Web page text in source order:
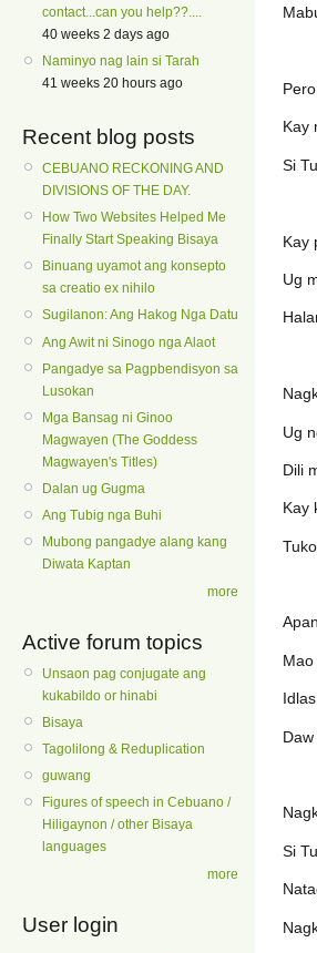
contact...can you help??....
40 weeks 2 days ago
Naminyo nag lain si Tarah
41 weeks 20 hours ago
Recent blog posts
CEBUANO RECKONING AND
DIVISIONS OF THE DAY.
How Two Websites Helped Me
Finally Start Speaking Bisaya
Binuang uyamot ang konsepto
sa creatio ex nihilo
Sugilanon: Ang Hakog Nga Datu
Ang Awit ni Sinogo nga Alaot
Pangadye sa Pagpbendisyon sa
Lusokan
Mga Bansag ni Ginoo
Magwayen (The Goddess
Magwayen's Titles)
Dalan ug Gugma
Ang Tubig nga Buhi
Mubong pangadye alang kang
Diwata Kaptan
more
Active forum topics
Unsaon pag conjugate ang
kukabildo or hinabi
Bisaya
Tagolilong & Reduplication
guwang
Figures of speech in Cebuano /
Hiligaynon / other Bisaya
languages
more
User login
Kay
Si
Kay
Ug
Ug
Dili
Kay
Si